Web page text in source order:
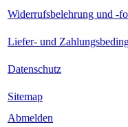
Widerrufsbelehrung und -
Liefer- und
Datenschutz
Sitemap
Abmelden